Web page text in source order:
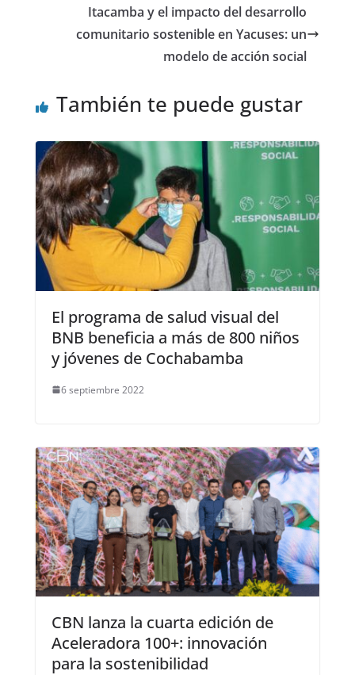
Itacamba y el impacto del desarrollo
comunitario sostenible en Yacuses: un
modelo de acción social
También te puede gustar
El programa de salud visual del
BNB beneficia a más de 800 niños
y jóvenes de Cochabamba
6 septiembre 2022
CBN lanza la cuarta edición de
Aceleradora 100+: innovación
para la sostenibilidad